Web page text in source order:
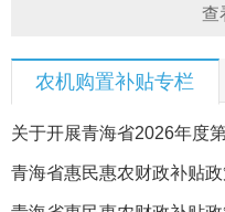
查
农机购置补贴专栏
关于开展青海省2026年度
应用补贴投档产品审核工作
青海省惠民惠农财政补贴